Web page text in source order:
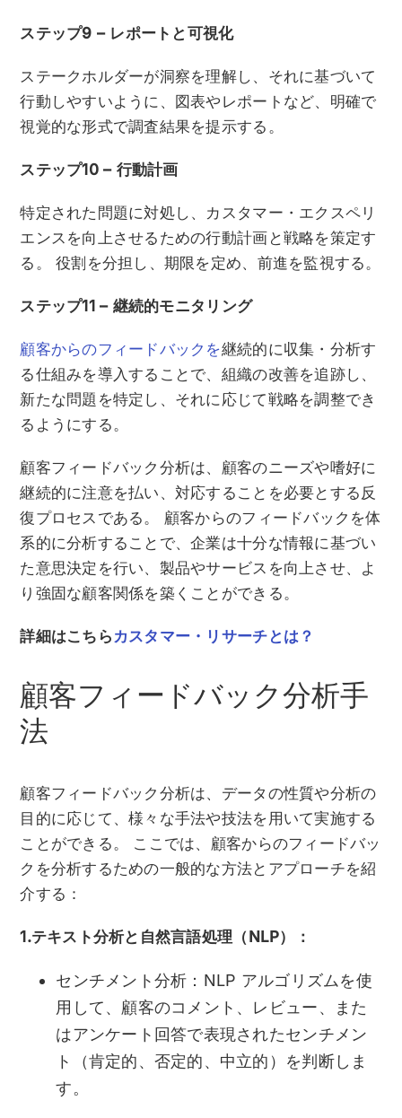
ステップ9 – レポートと可視化
ステークホルダーが洞察を理解し、それに基づいて
行動しやすいように、図表やレポートなど、明確で
視覚的な形式で調査結果を提示する。
ステップ10 – 行動計画
特定された問題に対処し、カスタマー・エクスペリ
エンスを向上させるための行動計画と戦略を策定す
る。 役割を分担し、期限を定め、前進を監視する。
ステップ11 – 継続的モニタリング
顧客からのフィードバックを継続的に収集・分析す
る仕組みを導入することで、組織の改善を追跡し、
新たな問題を特定し、それに応じて戦略を調整でき
るようにする。
顧客フィードバック分析は、顧客のニーズや嗜好に
継続的に注意を払い、対応することを必要とする反
復プロセスである。 顧客からのフィードバックを体
系的に分析することで、企業は十分な情報に基づい
た意思決定を行い、製品やサービスを向上させ、よ
り強固な顧客関係を築くことができる。
詳細はこちら カスタマー・リサーチとは？
顧客フィードバック分析手
法
顧客フィードバック分析は、データの性質や分析の
目的に応じて、様々な手法や技法を用いて実施する
ことができる。 ここでは、顧客からのフィードバッ
クを分析するための一般的な方法とアプローチを紹
介する：
1.テキスト分析と自然言語処理（NLP）：
センチメント分析：NLP アルゴリズムを使
用して、顧客のコメント、レビュー、また
はアンケート回答で表現されたセンチメン
ト（肯定的、否定的、中立的）を判断しま
す。